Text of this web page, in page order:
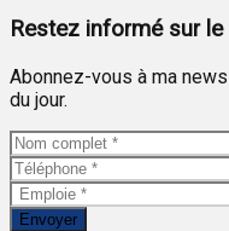
Restez informé sur
Abonnez-vous à ma
du jour.
Envoyer